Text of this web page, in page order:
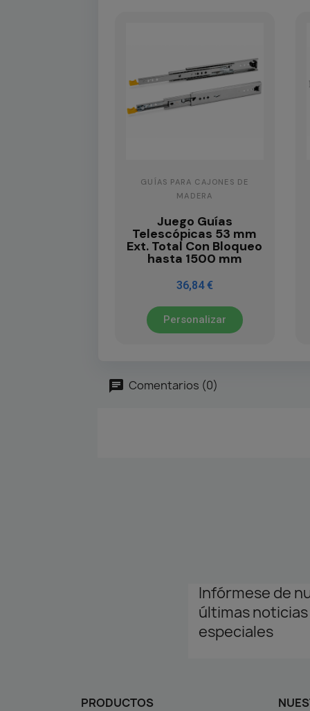
GUÍAS PARA CAJONES DE
MADERA
Juego Guías
Telescópicas 53 mm
Ext. Total Con Bloqueo
hasta 1500 mm
36,84 €
Personalizar
Comentarios (0)
Infórmese de
últimas
especiales
PRODUCTOS